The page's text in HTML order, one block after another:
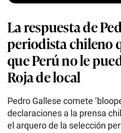
La respuesta de
periodista chileno
que Perú no le
Roja de local
Pedro Gallese comete
declaraciones a la prensa
el arquero de la selección